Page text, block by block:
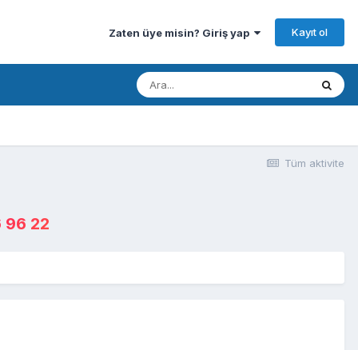
Zaten üye misin? Giriş yap Kayıt ol
Tüm aktivite
96 22